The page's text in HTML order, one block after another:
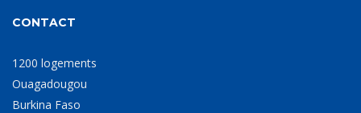
CONTACT
1200 logements
Ouagadougou
Burkina Faso